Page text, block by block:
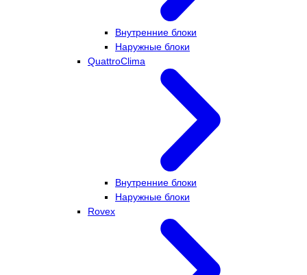
Внутренние блоки
Наружные блоки
QuattroClima
Внутренние блоки
Наружные блоки
Rovex